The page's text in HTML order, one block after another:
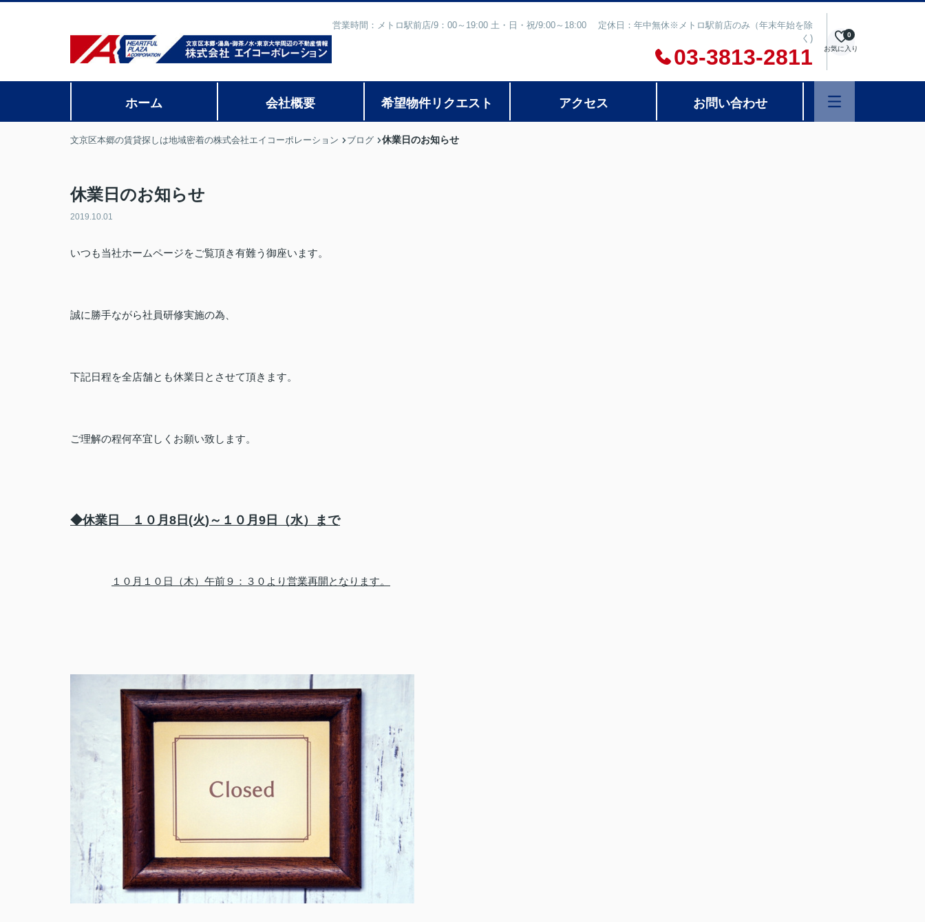
営業時間：メトロ駅前店/9：00～19:00 土・日・祝/9:00～18:00 定休日：年中無休※メトロ駅前店のみ（年末年始を除
く)
03-3813-2811 お気に入り
0
ホーム 会社概要 希望物件リクエスト アクセス お問い合わせ
文京区本郷の賃貸探しは地域密着の株式会社エイコーポレーション ブログ 休業日のお知らせ
休業日のお知らせ
2019.10.01
いつも当社ホームページをご覧頂き有難う御座います。
誠に勝手ながら社員研修実施の為、
下記日程を全店舗とも休業日とさせて頂きます。
ご理解の程何卒宜しくお願い致します。
◆休業日 １０月8日(火)～１０月9日（水）まで
１０月１０日（木）午前９：３０より営業再開となります。